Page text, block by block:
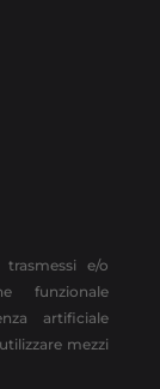
e/o
funzionale
artificiale
mezzi